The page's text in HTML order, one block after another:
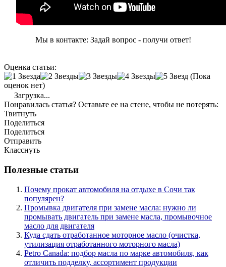
Мы в контакте: Задай вопрос - получи ответ!
Оценка статьи:
(Пока
оценок нет)
Загрузка...
Понравилась статья? Оставьте ее на стене, чтобы не потерять:
Твитнуть
Поделиться
Поделиться
Отправить
Класснуть
Полезные статьи
Почему прокат автомобиля на отдыхе в Сочи так
популярен?
Промывка двигателя при замене масла: нужно ли
промывать двигатель при замене масла, промывочное
масло для двигателя
Куда сдать отработанное моторное масло (очистка,
утилизация отработанного моторного масла)
Petro Canada: подбор масла по марке автомобиля, как
отличить подделку, ассортимент продукции